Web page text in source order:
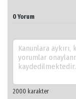
0 Yorum